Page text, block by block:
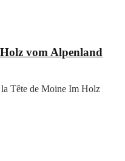
vom Alpenland
Tête de Moine Im Holz